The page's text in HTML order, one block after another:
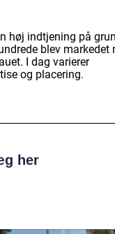
høj indtjening på
blev markedet
I dag varierer
og placering.
her